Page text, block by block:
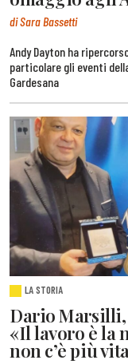
di Sara Bassetti
Andy Dayton ha
particolare gli eventi
Gardesana
LA STORIA
Dario Marsilli,
«Il lavoro è la
non c’è più